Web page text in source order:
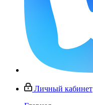
Личный кабинет